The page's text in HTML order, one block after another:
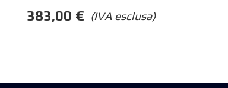
(IVA esclusa)
383,00 €